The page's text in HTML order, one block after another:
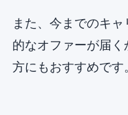
また、今までのキ
的なオファーが届
方にもおすすめです